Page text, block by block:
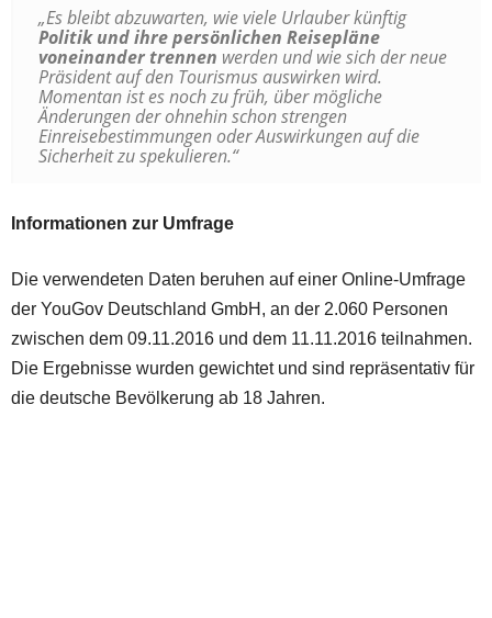
„Es bleibt abzuwarten, wie viele Urlauber künftig
Politik und ihre persönlichen Reisepläne
voneinander trennen werden und wie sich der neue
Präsident auf den Tourismus auswirken wird.
Momentan ist es noch zu früh, über mögliche
Änderungen der ohnehin schon strengen
Einreisebestimmungen oder Auswirkungen auf die
Sicherheit zu spekulieren.“
Informationen zur Umfrage
Die verwendeten Daten beruhen auf einer Online-Umfrage
der YouGov Deutschland GmbH, an der 2.060 Personen
zwischen dem 09.11.2016 und dem 11.11.2016 teilnahmen.
Die Ergebnisse wurden gewichtet und sind repräsentativ für
die deutsche Bevölkerung ab 18 Jahren.